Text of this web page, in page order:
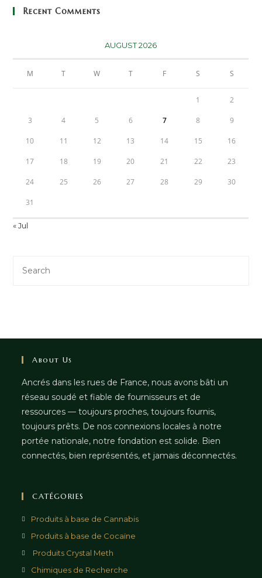
Recent Comments
AUGUST 2026
M T W T F S S
1 2
3 4 5 6 7 8 9
10 11 12 13 14 15 16
17 18 19 20 21 22 23
24 25 26 27 28 29 30
31
« Jul
About Us
Ancrés dans les rues de France, nous avons bâti un
réseau soudé et fiable de fournisseurs et de
ressources — toujours proches, toujours fournis,
toujours prêts. De nos connexions locales à notre
portée nationale, notre fondation est solide. Bien
connectés, bien représentés, et jamais déconnectés.
CATÉGORIES
Produits à base de Cannabis
Produits à base de Cocaïne
Produits Crystal Meth
Chimiques de Recherche